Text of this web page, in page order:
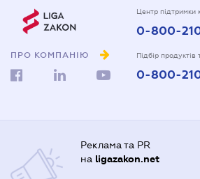
ПРО КОМПАНІЮ
Центр підтримки
0-800-
Підбір продуктів
0-800-
Реклама та PR
на ligazakon.net